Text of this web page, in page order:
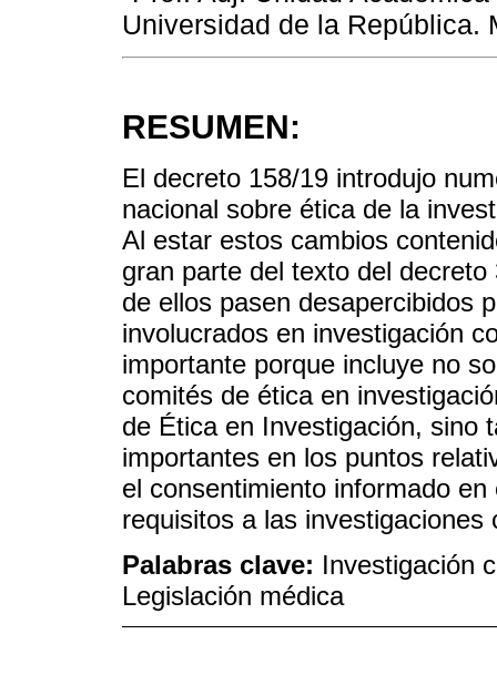
Universidad de la República.
RESUMEN:
El decreto 158/19 introdujo
nacional sobre ética de la
Al estar estos cambios
gran parte del texto del
de ellos pasen desapercibidos
involucrados en investigación
importante porque incluye no
comités de ética en
de Ética en Investigación, sino
importantes en los puntos
el consentimiento informado
requisitos a las
Palabras clave: Investigación
Legislación médica